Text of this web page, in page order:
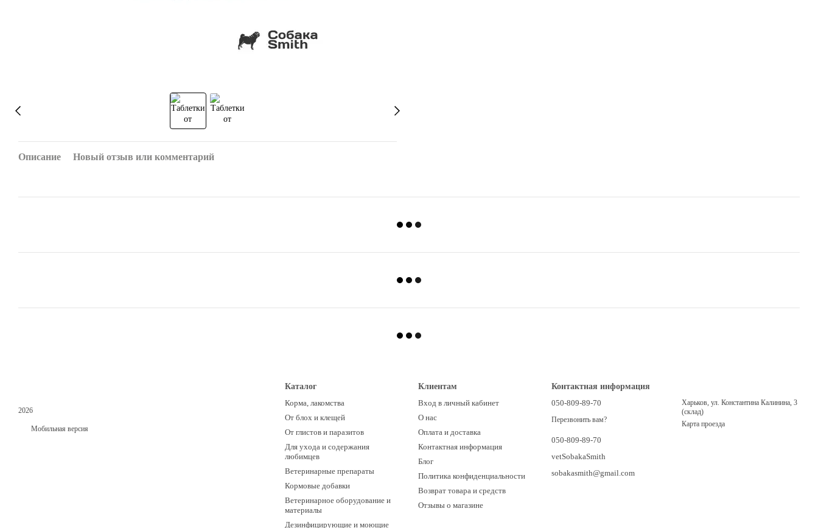
Описание Новый отзыв или комментарий
2026
Мобильная версия
Каталог
Корма, лакомства
От блох и клещей
От глистов и паразитов
Для ухода и содержания
любимцев
Ветеринарные препараты
Кормовые добавки
Ветеринарное оборудование и
материалы
Дезинфицирующие и моющие
Клиентам
Вход в личный кабинет
О нас
Оплата и доставка
Контактная информация
Блог
Политика конфиденциальности
Возврат товара и средств
Отзывы о магазине
Контактная информация
050-809-89-70
Перезвонить вам?
050-809-89-70
vetSobakaSmith
sobakasmith@gmail.com
Харьков, ул. Константина Калинина, 3
(склад)
Карта проезда